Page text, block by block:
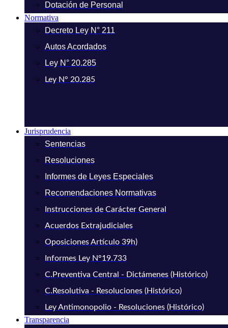
Dotación de Personal
Normativa
Decreto Ley N° 211
Autos Acordados
Ley N° 20.285
Ley N° 20.285
Jurisprudencia
Sentencias
Resoluciones
Informes de Leyes Especiales
Recomendaciones Normativas
Instrucciones de Carácter General
Acuerdos Extrajudiciales
Oposiciones Artículo 39h)
Informes Ley N°19.733
C.Preventiva Central - Dictámenes (Histórico)
C.Resolutiva - Resoluciones (Histórico)
Ley Antimonopolio - Resoluciones (Histórico)
Transparencia